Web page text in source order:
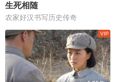
生死相随
农家好汉书写历史传奇